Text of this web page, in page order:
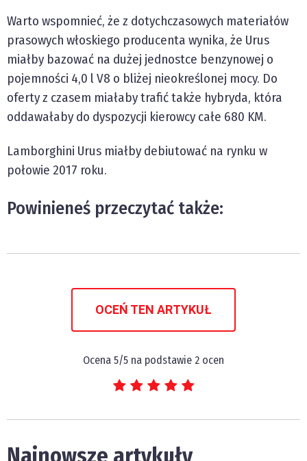
Warto wspomnieć, że z dotychczasowych materiałów
prasowych włoskiego producenta wynika, że Urus
miałby bazować na dużej jednostce benzynowej o
pojemności 4,0 l V8 o bliżej nieokreślonej mocy. Do
oferty z czasem miałaby trafić także hybryda, która
oddawałaby do dyspozycji kierowcy całe 680 KM.
Lamborghini Urus miałby debiutować na rynku w
połowie 2017 roku.
Powinieneś przeczytać także:
OCEŃ TEN ARTYKUŁ
Ocena 5/5 na podstawie 2 ocen
Najnowsze artykuły